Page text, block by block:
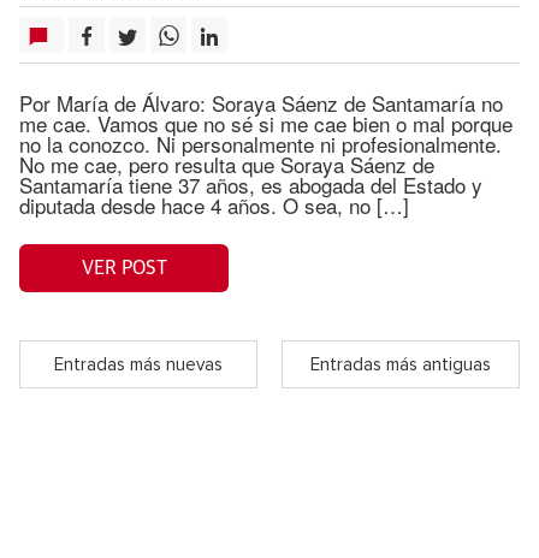
Por María de Álvaro: Soraya Sáenz de Santamaría no
me cae. Vamos que no sé si me cae bien o mal porque
no la conozco. Ni personalmente ni profesionalmente.
No me cae, pero resulta que Soraya Sáenz de
Santamaría tiene 37 años, es abogada del Estado y
diputada desde hace 4 años. O sea, no […]
VER POST
Entradas más nuevas Entradas más antiguas